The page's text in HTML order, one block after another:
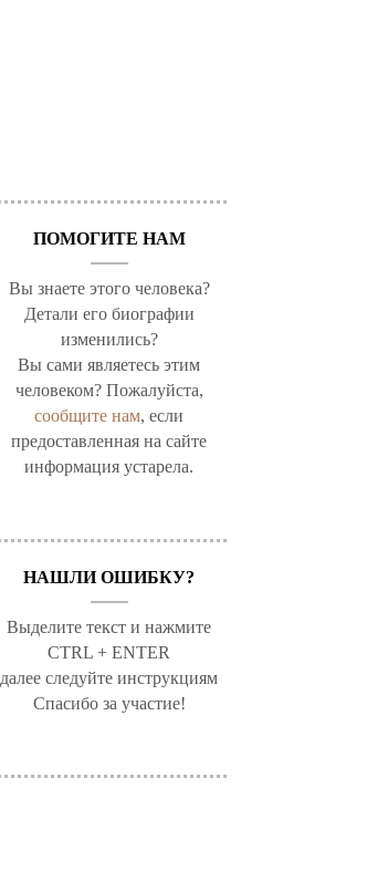
ПОМОГИТЕ НАМ
Вы знаете этого человека?
Детали его биографии
изменились?
Вы сами являетесь этим
человеком? Пожалуйста,
сообщите нам, если
предоставленная на сайте
информация устарела.
НАШЛИ ОШИБКУ?
Выделите текст и нажмите
CTRL + ENTER
далее следуйте инструкциям
Спасибо за участие!